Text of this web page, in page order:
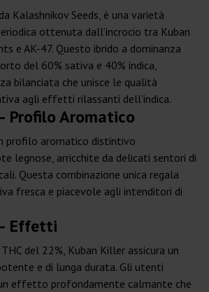
Kalashnikov Seeds, è una varietà
ottenuta dall’incrocio tra Kuban
e AK-47. Questo ibrido a dominanza
del 60% sativa e 40% indica,
bilanciata che unisce le qualità
agli effetti rilassanti dell’indica.
Profilo Aromatico
profilo aromatico distintivo
legnose, arricchite da delicati sentori di
Questa combinazione unica regala
fresca e piacevole agli intenditori di
Effetti
del 22%, Kuban Killer assicura un
e di lunga durata. Gli utenti
effetto profondamente calmante che